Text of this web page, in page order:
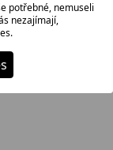
VOZY
potřebné, nemuseli
nezajímají,